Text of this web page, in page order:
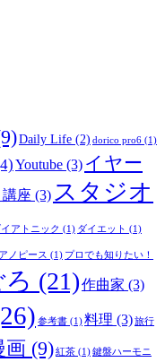
Daily Life (2) dorico pro6 (1)
Youtube (3) イヤー
座 (3) スタジオ
イアトニック (1) ダイエット (1)
ノピース (1) プロでも知りたい！
(21)作曲家 (3)
参考書 (1)料理 (3)旅行
画 (9)紅茶 (1)鍵盤ハーモニ